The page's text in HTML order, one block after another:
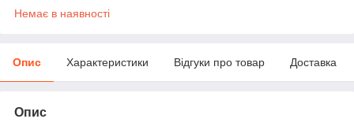
Немає в наявності
Опис Характеристики Відгуки про товар Доставка
Опис